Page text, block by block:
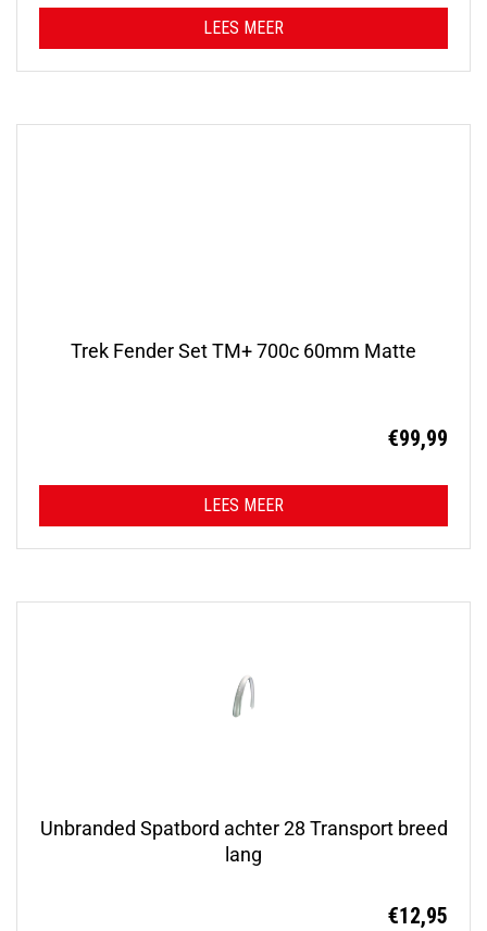
tot
LEES MEER
Trek Fender Set TM+ 700c 60mm Matte
€99,99
LEES MEER
Unbranded Spatbord achter 28 Transport breed
lang
€12,95